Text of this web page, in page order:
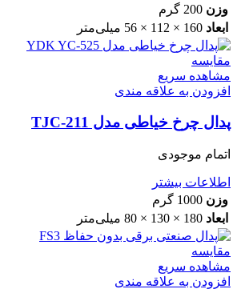
وزن 200 گرم
ابعاد 160 × 112 × 56 میلی‌متر
مقایسه
مشاهده سریع
افزودن به علاقه مندی
پدال چرخ خیاطی مدل TJC-211
اتمام موجودی
اطلاعات بیشتر
وزن 1000 گرم
ابعاد 180 × 130 × 80 میلی‌متر
مقایسه
مشاهده سریع
افزودن به علاقه مندی